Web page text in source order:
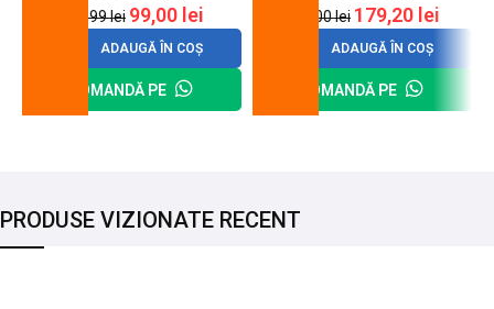
120,99lei 99,00 lei
ADAUGĂ ÎN COȘ
COMANDĂ PE
200,00lei 179,20 lei
ADAUGĂ ÎN COȘ
COMANDĂ PE
PRODUSE VIZIONATE RECENT